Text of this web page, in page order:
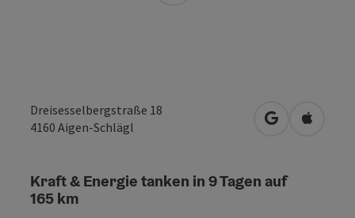
Dreisesselbergstraße 18
4160 Aigen-Schlägl in Google
in
Kraft & Energie tanken in 9 Tagen auf
165 km